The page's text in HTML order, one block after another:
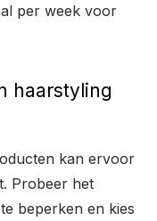
per week voor
haarstyling
kan ervoor
Probeer het
beperken en kies